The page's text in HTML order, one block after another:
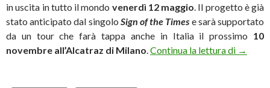
in uscita in tutto il mondo venerdì 12 maggio . Il progetto è già
stato anticipato dal singolo Sign of the Times e sarà supportato
da un tour che farà tappa anche in Italia il prossimo 10
novembre all’Alcatraz di Milano Continua la lettura di Harry
→